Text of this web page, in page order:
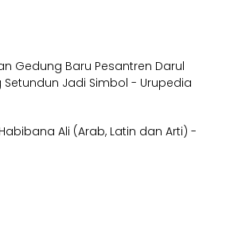
Gedung Baru Pesantren Darul
Setundun Jadi Simbol - Urupedia
Habibana Ali (Arab, Latin dan Arti) -